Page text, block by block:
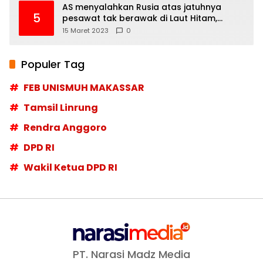
5
AS menyalahkan Rusia atas jatuhnya
pesawat tak berawak di Laut Hitam,
Moskow menyangkal
15 Maret 2023 0
Populer Tag
FEB UNISMUH MAKASSAR
Tamsil Linrung
Rendra Anggoro
DPD RI
Wakil Ketua DPD RI
PT. Narasi Madz Media